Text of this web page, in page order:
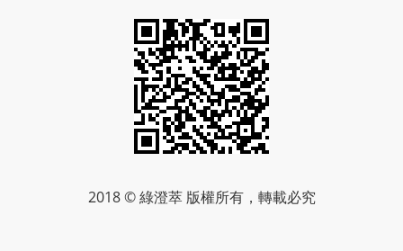
2018 © 綠澄萃 版權所有，轉載必究